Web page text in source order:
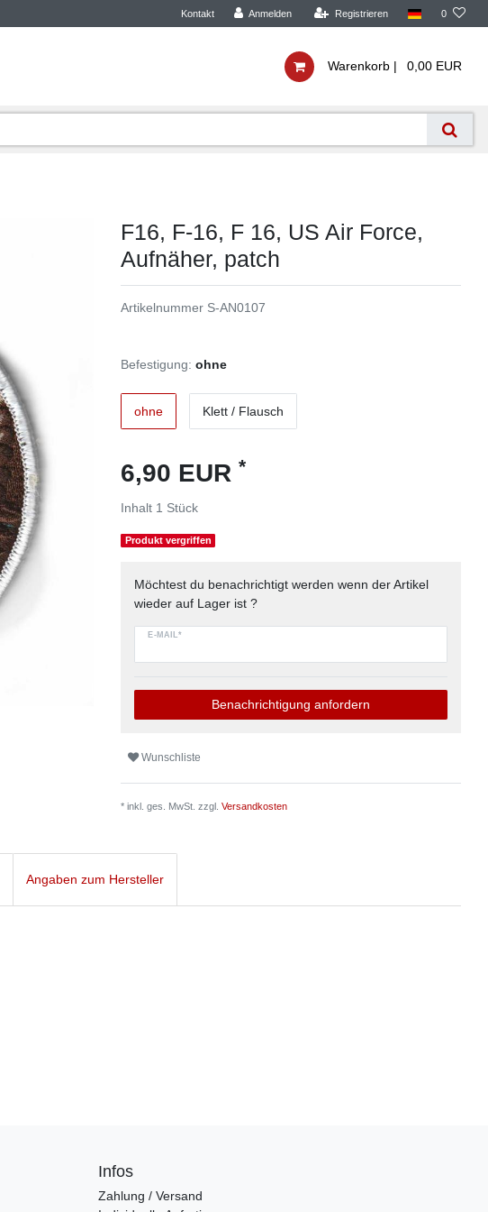
Kontakt Anmelden Registrieren 0
Warenkorb | 0,00 EUR
F16, F-16, F 16, US Air Force,
Aufnäher, patch
Artikelnummer S-AN0107
Befestigung: ohne
ohne Klett / Flausch
6,90 EUR *
Inhalt 1 Stück
Produkt vergriffen
Möchtest du benachrichtigt werden wenn der Artikel
wieder auf Lager ist ?
E-MAIL*
Benachrichtigung anfordern
Wunschliste
* inkl. ges. MwSt. zzgl.Versandkosten
Angaben zum Hersteller
Infos
Zahlung / Versand